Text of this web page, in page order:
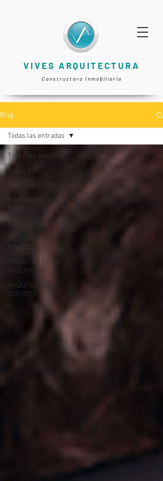
VIVES ARQUITECTURA
Constructora Inmobiliaria
Blog
Todas las entradas
Plugis BIM
MODELADO BIM
FUNDAMENTOS
FUNDAMENTOS BIM
GESTIÓN DE
PROYECTOS
TRABAJAR COMO
ARQUITECTO
ARQUITECTOS Y
CLIENTES
Todas las entradas